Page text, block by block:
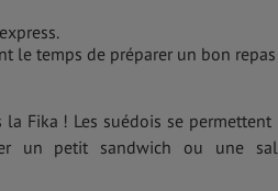
le temps de préparer un bon repas
Fika ! Les suédois se permettent
un petit sandwich ou une